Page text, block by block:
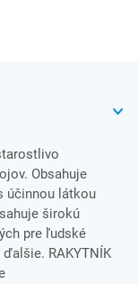
Obsahuje
účinnou látkou
širokú
pre ľudské
RAKYTNÍK